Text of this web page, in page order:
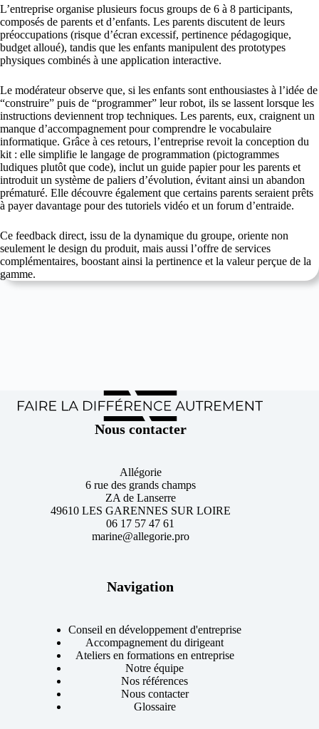
L’entreprise organise plusieurs focus groups de 6 à 8 participants,
composés de parents et d’enfants. Les parents discutent de leurs
préoccupations (risque d’écran excessif, pertinence pédagogique,
budget alloué), tandis que les enfants manipulent des prototypes
physiques combinés à une application interactive.
Le modérateur observe que, si les enfants sont enthousiastes à l’idée de
“construire” puis de “programmer” leur robot, ils se lassent lorsque les
instructions deviennent trop techniques. Les parents, eux, craignent un
manque d’accompagnement pour comprendre le vocabulaire
informatique. Grâce à ces retours, l’entreprise revoit la conception du
kit : elle simplifie le langage de programmation (pictogrammes
ludiques plutôt que code), inclut un guide papier pour les parents et
introduit un système de paliers d’évolution, évitant ainsi un abandon
prématuré. Elle découvre également que certains parents seraient prêts
à payer davantage pour des tutoriels vidéo et un forum d’entraide.
Ce feedback direct, issu de la dynamique du groupe, oriente non
seulement le design du produit, mais aussi l’offre de services
complémentaires, boostant ainsi la pertinence et la valeur perçue de la
gamme.
Nous contacter
Allégorie
6 rue des grands champs
ZA de Lanserre
49610 LES GARENNES SUR LOIRE
06 17 57 47 61
marine@allegorie.pro
Navigation
Conseil en développement d'entreprise
Accompagnement du dirigeant
Ateliers en formations en entreprise
Notre équipe
Nos références
Nous contacter
Glossaire